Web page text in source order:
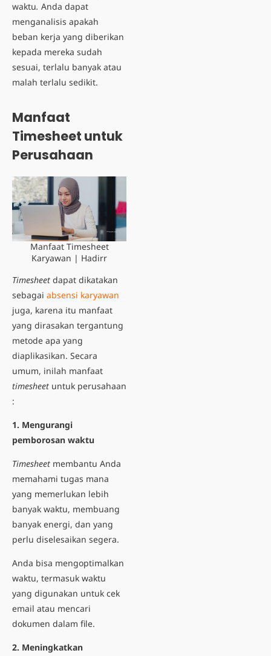
waktu. Anda dapat
menganalisis apakah
beban kerja yang diberikan
kepada mereka sudah
sesuai, terlalu banyak atau
malah terlalu sedikit.
Manfaat
Timesheet untuk
Perusahaan
Manfaat Timesheet
Karyawan | Hadirr
Timesheet dapat dikatakan
sebagai absensi karyawan
juga, karena itu manfaat
yang dirasakan tergantung
metode apa yang
diaplikasikan. Secara
umum, inilah manfaat
timesheet untuk perusahaan
:
1. Mengurangi
pemborosan waktu
Timesheet membantu Anda
memahami tugas mana
yang memerlukan lebih
banyak waktu, membuang
banyak energi, dan yang
perlu diselesaikan segera.
Anda bisa mengoptimalkan
waktu, termasuk waktu
yang digunakan untuk cek
email atau mencari
dokumen dalam file.
2. Meningkatkan